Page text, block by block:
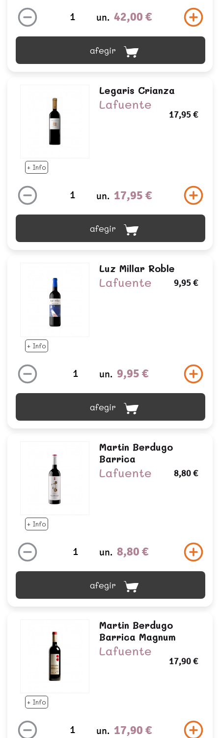
un. 42,00 €
afegir
+ Info
Legaris Crianza
Lafuente
17,95 €
un. 17,95 €
afegir
+ Info
Luz Millar Roble
Lafuente 9,95 €
un. 9,95 €
afegir
+ Info
Martin Berdugo
Barrica
Lafuente 8,80 €
un. 8,80 €
afegir
+ Info
Martin Berdugo
Barrica Magnum
Lafuente
17,90 €
un. 17,90 €